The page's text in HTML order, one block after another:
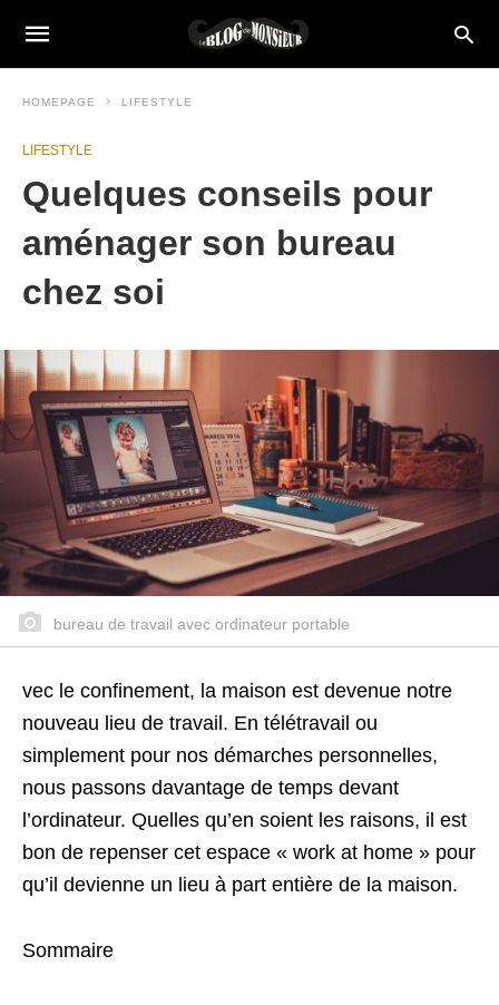
HOMEPAGE LIFESTYLE
LIFESTYLE
Quelques conseils pour
aménager son bureau
chez soi
bureau de travail avec ordinateur portable
vec le confinement, la maison est devenue notre
nouveau lieu de travail. En télétravail ou
simplement pour nos démarches personnelles,
nous passons davantage de temps devant
l’ordinateur. Quelles qu’en soient les raisons, il est
bon de repenser cet espace « work at home » pour
qu’il devienne un lieu à part entière de la maison.
Sommaire